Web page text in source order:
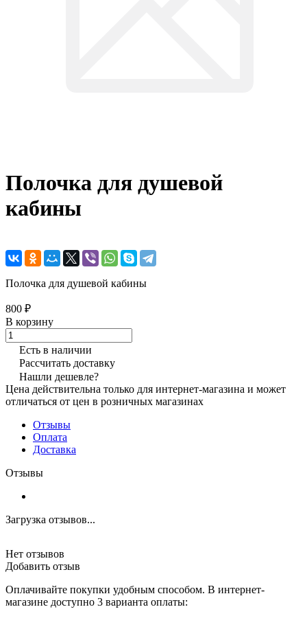
Полочка для душевой
кабины
Полочка для душевой кабины
800 ₽
В корзину
Есть в наличии
Рассчитать доставку
Нашли дешевле?
Цена действительна только для интернет-магазина и может
отличаться от цен в розничных магазинах
Отзывы
Оплата
Доставка
Отзывы
Загрузка отзывов...
Нет отзывов
Добавить отзыв
Оплачивайте покупки удобным способом. В интернет-
магазине доступно 3 варианта оплаты: